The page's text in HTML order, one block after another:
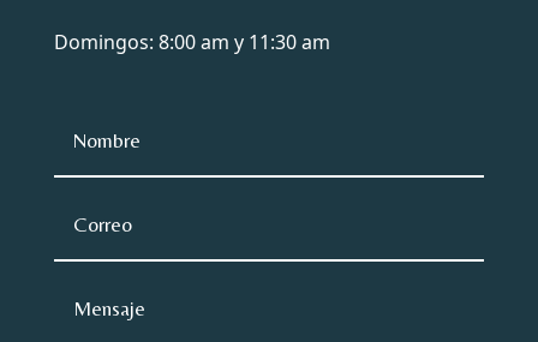
Domingos: 8:00 am y 11:30 am